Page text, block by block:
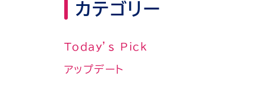
カテゴリー
Today’s Pick
アップデート